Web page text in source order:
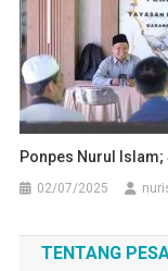
Ponpes Nurul Islam;
02/07/2025
TENTANG